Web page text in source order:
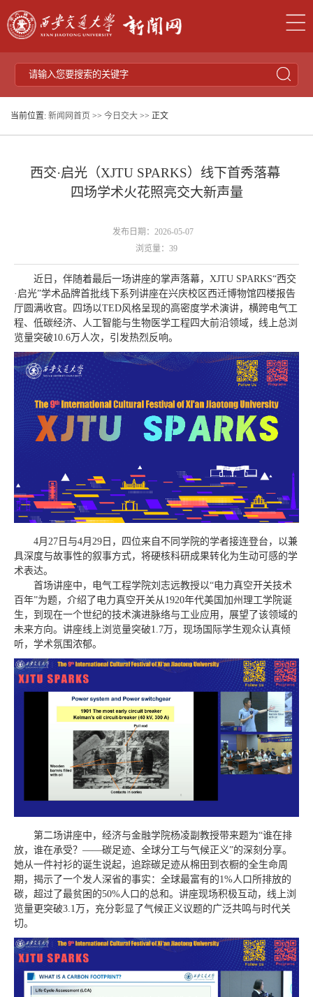
当前位置: 新闻网首页 >> 今日交大 >> 正文
西交·启光（XJTU SPARKS）线下首秀落幕
四场学术火花照亮交大新声量
发布日期：2026-05-07
浏览量： 39
近日，伴随着最后一场讲座的掌声落幕，XJTU SPARKS“西交
·启光”学术品牌首批线下系列讲座在兴庆校区西迁博物馆四楼报告
厅圆满收官。四场以TED风格呈现的高密度学术演讲，横跨电气工
程、低碳经济、人工智能与生物医学工程四大前沿领域，线上总浏
览量突破10.6万人次，引发热烈反响。
4月27日与4月29日，四位来自不同学院的学者接连登台，以兼
具深度与故事性的叙事方式，将硬核科研成果转化为生动可感的学
术表达。
首场讲座中，电气工程学院刘志远教授以“电力真空开关技术
百年”为题，介绍了电力真空开关从1920年代美国加州理工学院诞
生，到现在一个世纪的技术演进脉络与工业应用，展望了该领域的
未来方向。讲座线上浏览量突破1.7万，现场国际学生观众认真倾
听，学术氛围浓郁。
第二场讲座中，经济与金融学院杨凌副教授带来题为“谁在排
放，谁在承受？——碳足迹、全球分工与气候正义”的深刻分享。
她从一件衬衫的诞生说起，追踪碳足迹从棉田到衣橱的全生命周
期，揭示了一个发人深省的事实：全球最富有的1%人口所排放的
碳，超过了最贫困的50%人口的总和。讲座现场积极互动，线上浏
览量更突破3.1万，充分彰显了气候正义议题的广泛共鸣与时代关
切。